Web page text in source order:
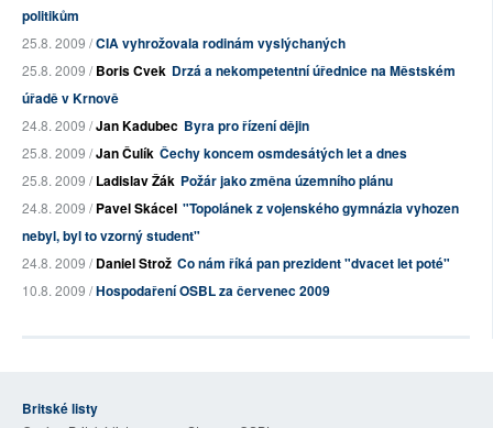
politikům
25.8. 2009 /CIA vyhrožovala rodinám vyslýchaných
25.8. 2009 /Boris Cvek Drzá a nekompetentní úřednice na Městském
úřadě v Krnově
24.8. 2009 /Jan Kadubec Byra pro řízení dějin
25.8. 2009 /Jan Čulík Čechy koncem osmdesátých let a dnes
25.8. 2009 /Ladislav Žák Požár jako změna územního plánu
24.8. 2009 /Pavel Skácel "Topolánek z vojenského gymnázia vyhozen
nebyl, byl to vzorný student"
24.8. 2009 /Daniel Strož Co nám říká pan prezident "dvacet let poté"
10.8. 2009 /Hospodaření OSBL za červenec 2009
Britské listy